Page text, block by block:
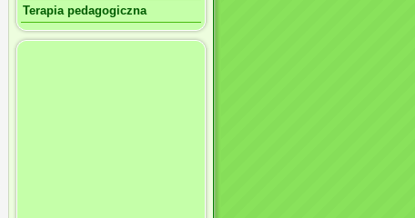
Terapia pedagogiczna